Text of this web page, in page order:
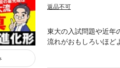
返品不可
東大の入試問題や近年
流れがおもしろいほど
事も完全収録した電